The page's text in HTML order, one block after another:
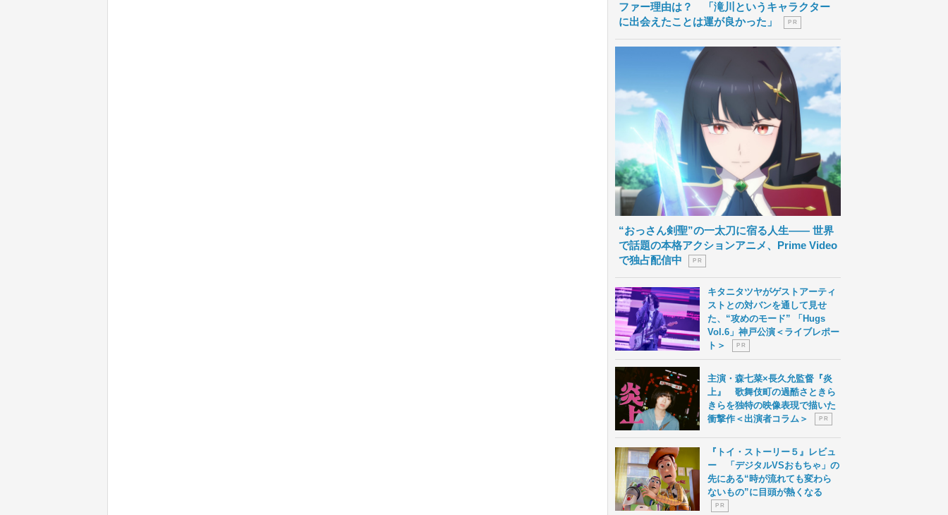
ファー理由は？ 「滝川というキャラクター
に出会えたことは運が良かった」
P R
“おっさん剣聖”の一太刀に宿る人生―― 世界
で話題の本格アクションアニメ、Prime Video
で独占配信中
P R
キタニタツヤがゲストアーティ
ストとの対バンを通して見せ
た、“攻めのモード” 「Hugs
Vol.6」神戸公演＜ライブレポー
ト＞
P R
主演・森七菜×長久允監督『炎
上』 歌舞伎町の過酷さときら
きらを独特の映像表現で描いた
衝撃作＜出演者コラム＞
P R
『トイ・ストーリー５』レビュ
ー 「デジタルVSおもちゃ」の
先にある“時が流れても変わら
ないもの”に目頭が熱くなる
P R